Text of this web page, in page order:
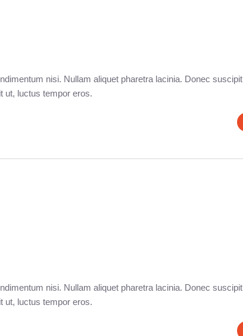
nisi. Nullam aliquet pharetra lacinia. Donec suscipit
ut, luctus tempor eros.
nisi. Nullam aliquet pharetra lacinia. Donec suscipit
ut, luctus tempor eros.